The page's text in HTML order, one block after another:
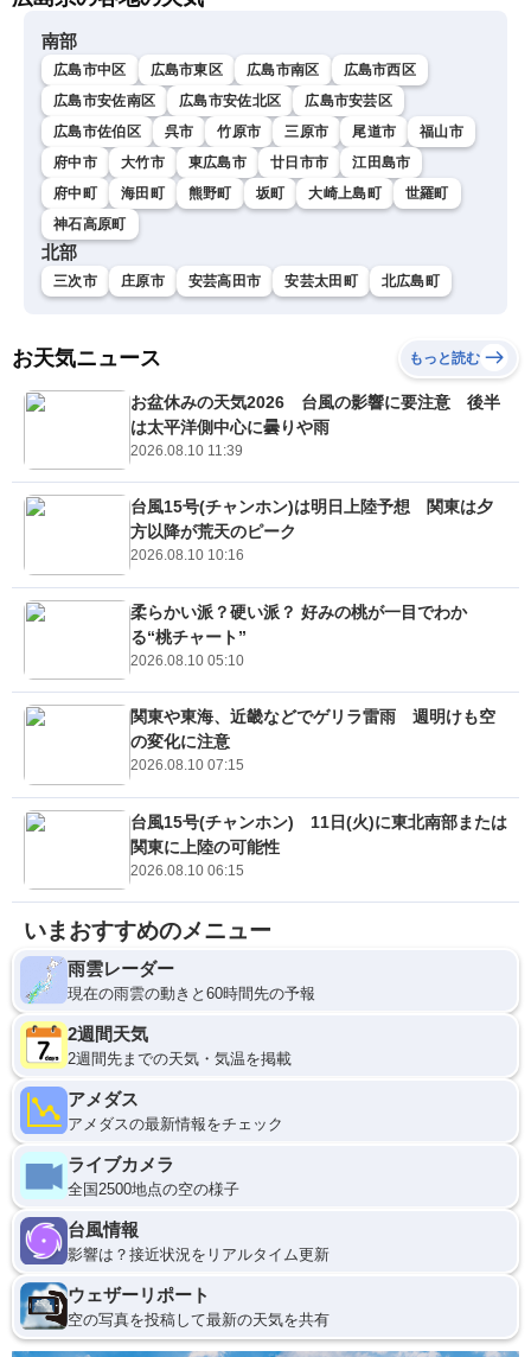
南部
広島市中区 広島市東区 広島市南区
広島市西区
広島市安佐南区
広島市安佐北区
広島市安芸区
広島市佐伯区
呉市 竹原市 三原市 尾道市
福山市
府中市
大竹市 東広島市 廿日市市
江田島市
府中町
海田町 熊野町 坂町 大崎上島町
世羅町
神石高原町
北部
三次市 庄原市 安芸高田市 安芸太田町 北広島町
お天気ニュース もっと読む
お盆休みの天気2026 台風の影響に要注意 後半
は太平洋側中心に曇りや雨
2026.08.10 11:39
台風15号(チャンホン)は明日上陸予想 関東は夕
方以降が荒天のピーク
2026.08.10 10:16
柔らかい派？硬い派？ 好みの桃が一目でわか
る“桃チャート”
2026.08.10 05:10
関東や東海、近畿などでゲリラ雷雨 週明けも空
の変化に注意
2026.08.10 07:15
台風15号(チャンホン) 11日(火)に東北南部または
関東に上陸の可能性
2026.08.10 06:15
いまおすすめのメニュー
雨雲レーダー
現在の雨雲の動きと60時間先の予報
2週間天気
2週間先までの天気・気温を掲載
アメダス
アメダスの最新情報をチェック
ライブカメラ
全国2500地点の空の様子
台風情報
影響は？接近状況をリアルタイム更新
ウェザーリポート
空の写真を投稿して最新の天気を共有